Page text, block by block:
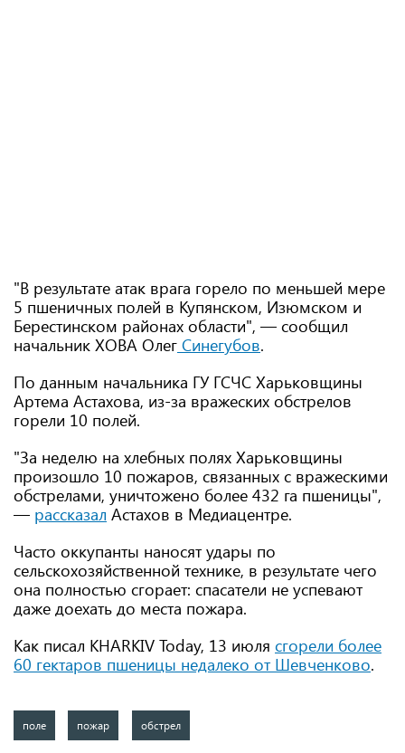
"В результате атак врага горело по меньшей мере
5 пшеничных полей в Купянском, Изюмском и
Берестинском районах области", — сообщил
начальник ХОВА Олег Синегубов.
По данным начальника ГУ ГСЧС Харьковщины
Артема Астахова, из-за вражеских обстрелов
горели 10 полей.
"За неделю на хлебных полях Харьковщины
произошло 10 пожаров, связанных с вражескими
обстрелами, уничтожено более 432 га пшеницы",
— рассказал Астахов в Медиацентре.
Часто оккупанты наносят удары по
сельскохозяйственной технике, в результате чего
она полностью сгорает: спасатели не успевают
даже доехать до места пожара.
Как писал KHARKIV Today, 13 июля сгорели более
60 гектаров пшеницы недалеко от Шевченково.
поле пожар обстрел